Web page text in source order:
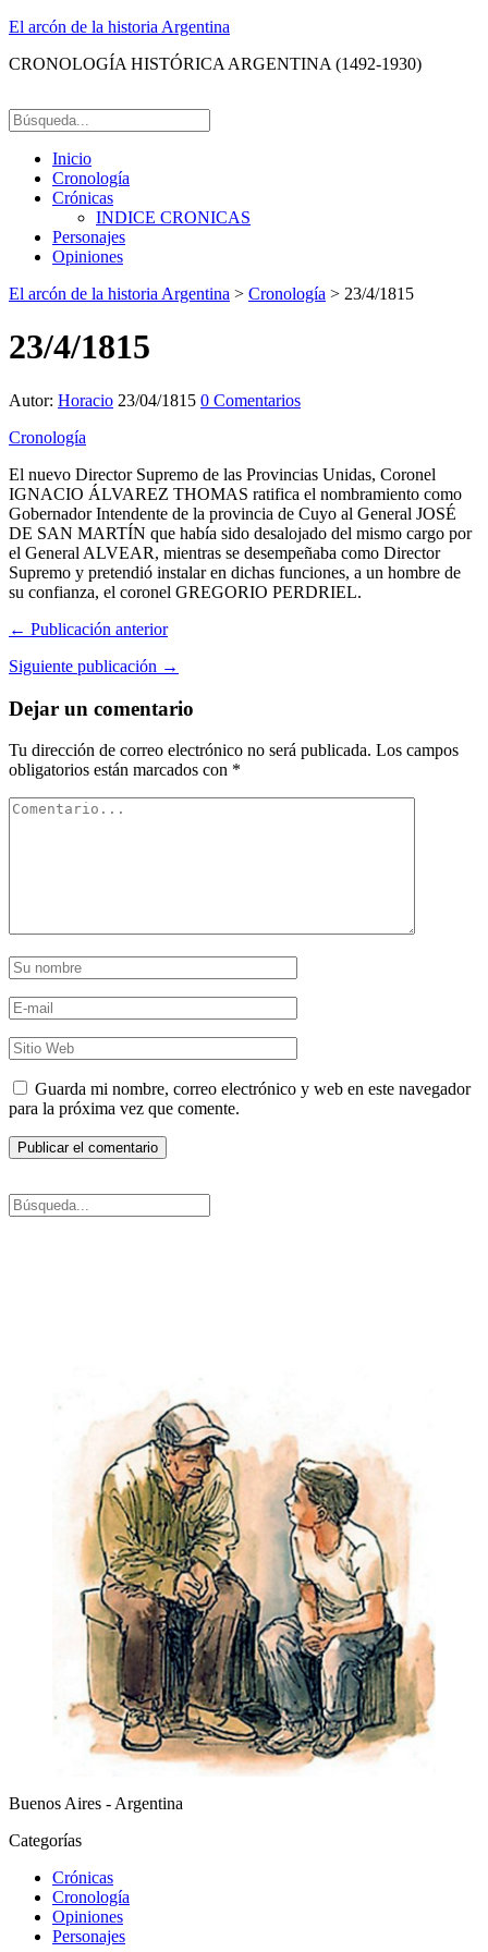
El arcón de la historia Argentina
CRONOLOGÍA HISTÓRICA ARGENTINA (1492-1930)
Inicio
Cronología
Crónicas
INDICE CRONICAS
Personajes
Opiniones
El arcón de la historia Argentina > Cronología > 23/4/1815
23/4/1815
Autor: Horacio 23/04/1815 0 Comentarios
Cronología
El nuevo Director Supremo de las Provincias Unidas, Coronel
IGNACIO ÁLVAREZ THOMAS ratifica el nombramiento como
Gobernador Intendente de la provincia de Cuyo al General JOSÉ
DE SAN MARTÍN que había sido desalojado del mismo cargo por
el General ALVEAR, mientras se desempeñaba como Director
Supremo y pretendió instalar en dichas funciones, a un hombre de
su confianza, el coronel GREGORIO PERDRIEL.
← Publicación anterior
Siguiente publicación →
Dejar un comentario
Tu dirección de correo electrónico no será publicada. Los campos
obligatorios están marcados con *
Guarda mi nombre, correo electrónico y web en este navegador
para la próxima vez que comente.
Buenos Aires - Argentina
Categorías
Crónicas
Cronología
Opiniones
Personajes